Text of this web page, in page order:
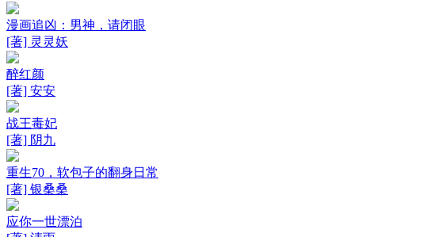
漫画追凶：男神，请闭眼
[著] 灵灵妖
醉红颜
[著] 安安
战王毒妃
[著] 阴九
重生70，软包子的翻身日常
[著] 银桑桑
应你一世漂泊